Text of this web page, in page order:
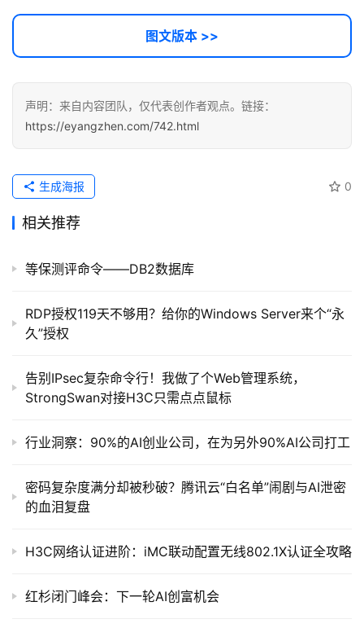
目
A
I
提
示
词
开
代
码
常
用
接
注册
图文版本 >>
声明：来自内容团队，仅代表创作者观点。链接：
https://eyangzhen.com/742.html
0
生成海报
相关推荐
等保测评命令——DB2数据库
RDP授权119天不够用？给你的Windows Server来个“永
久”授权
告别IPsec复杂命令行！我做了个Web管理系统，
StrongSwan对接H3C只需点点鼠标
行业洞察：90%的AI创业公司，在为另外90%AI公司打工
密码复杂度满分却被秒破？腾讯云“白名单”闹剧与AI泄密
的血泪复盘
H3C网络认证进阶：iMC联动配置无线802.1X认证全攻略
红杉闭门峰会：下一轮AI创富机会